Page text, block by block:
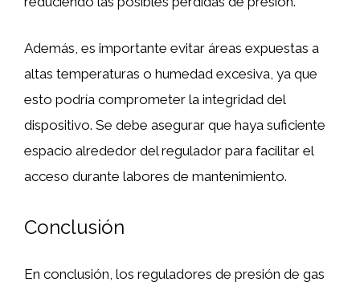
Además, es importante evitar áreas expuestas a
altas temperaturas o humedad excesiva, ya que
esto podría comprometer la integridad del
dispositivo. Se debe asegurar que haya suficiente
espacio alrededor del regulador para facilitar el
acceso durante labores de mantenimiento.
Conclusión
En conclusión, los reguladores de presión de gas